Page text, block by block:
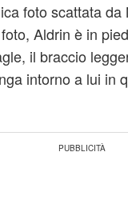
foto scattata
Aldrin è in
il braccio
intorno a lui in